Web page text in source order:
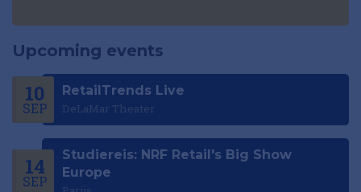
Upcoming events
10
SEP
RetailTrends Live
DeLaMar Theater
14
SEP
Studiereis: NRF Retail's Big Show
Europe